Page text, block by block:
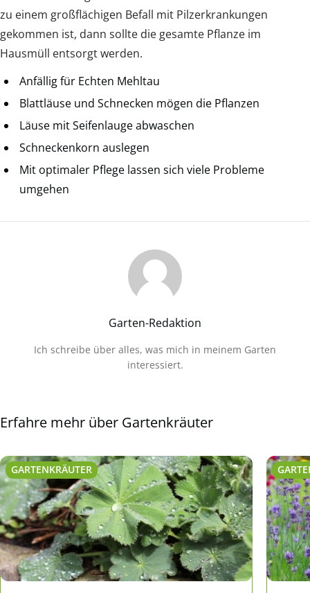
zu einem großflächigen Befall mit Pilzerkrankungen
gekommen ist, dann sollte die gesamte Pflanze im
Hausmüll entsorgt werden.
Anfällig für Echten Mehltau
Blattläuse und Schnecken mögen die Pflanzen
Läuse mit Seifenlauge abwaschen
Schneckenkorn auslegen
Mit optimaler Pflege lassen sich viele Probleme
umgehen
Garten-Redaktion
Ich schreibe über alles, was mich in meinem Garten
interessiert.
Erfahre mehr über Gartenkräuter
GARTENKRÄUTER